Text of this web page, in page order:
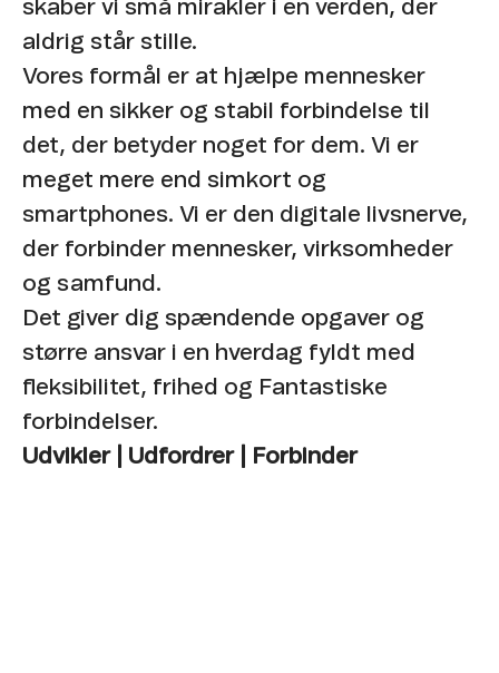
skaber vi små mirakler i en verden, der
aldrig står stille. ​
Vores formål er at hjælpe mennesker
med en sikker og stabil forbindelse til
det, der betyder noget for dem. Vi er
meget mere end simkort og
smartphones. Vi er den digitale livsnerve,
der forbinder mennesker, virksomheder
og samfund. ​
Det giver dig spændende opgaver og
større ansvar i en hverdag fyldt med
fleksibilitet, frihed og Fantastiske
forbindelser.
Udvikler | Udfordrer | Forbinder